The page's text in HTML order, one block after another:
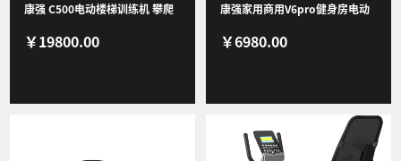
康强 C500电动楼梯训练机 攀爬
机登山机健身房商用楼梯机有氧
￥19800.00
康强家用商用V6pro健身房电动
升降坡度跑步机V6pro
￥6980.00